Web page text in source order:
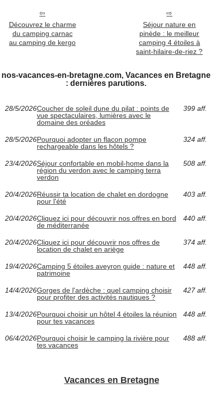
Découvrez le charme
du camping carnac
au camping de kergo
Séjour nature en
pinède : le meilleur
camping 4 étoiles à
saint-hilaire-de-riez ?
nos-vacances-en-bretagne.com, Vacances en Bretagne
: dernières parutions.
28/5/2026Coucher de soleil dune du pilat : points de
vue spectaculaires, lumières avec le
domaine des oréades
399 aff.
28/5/2026Pourquoi adopter un flacon pompe
rechargeable dans les hôtels ?
324 aff.
23/4/2026Séjour confortable en mobil-home dans la
région du verdon avec le camping terra
verdon
508 aff.
20/4/2026Réussir ta location de chalet en dordogne
pour l'été
403 aff.
20/4/2026Cliquez ici pour découvrir nos offres en bord
de méditerranée
440 aff.
20/4/2026Cliquez ici pour découvrir nos offres de
location de chalet en ariège
374 aff.
19/4/2026Camping 5 étoiles aveyron guide : nature et
patrimoine
448 aff.
14/4/2026Gorges de l'ardèche : quel camping choisir
pour profiter des activités nautiques ?
427 aff.
13/4/2026Pourquoi choisir un hôtel 4 étoiles la réunion
pour tes vacances
448 aff.
06/4/2026Pourquoi choisir le camping la rivière pour
tes vacances
488 aff.
Vacances en Bretagne